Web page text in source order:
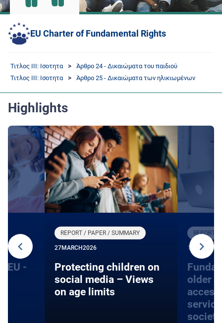
EU Charter of Fundamental Rights
Τιτλος III: Ισοτητα
Άρθρο 24 - Δικαιώματα του παιδιού
Τιτλος III: Ισοτητα
Άρθρο 25 - Δικαιώματα των ηλικιωμένων
Highlights
EU -
REPORT / PAPER / SUMMARY
27MARCH2026
Protecting children on
social media – Views
on age limits
REPORT /
13
older